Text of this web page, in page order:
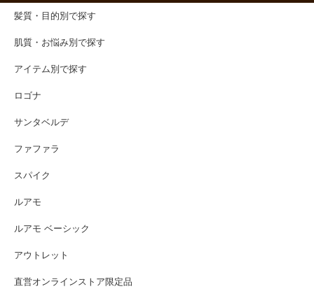
髪質・目的別で探す
肌質・お悩み別で探す
アイテム別で探す
ロゴナ
サンタベルデ
ファファラ
スパイク
ルアモ
ルアモ ベーシック
アウトレット
直営オンラインストア限定品